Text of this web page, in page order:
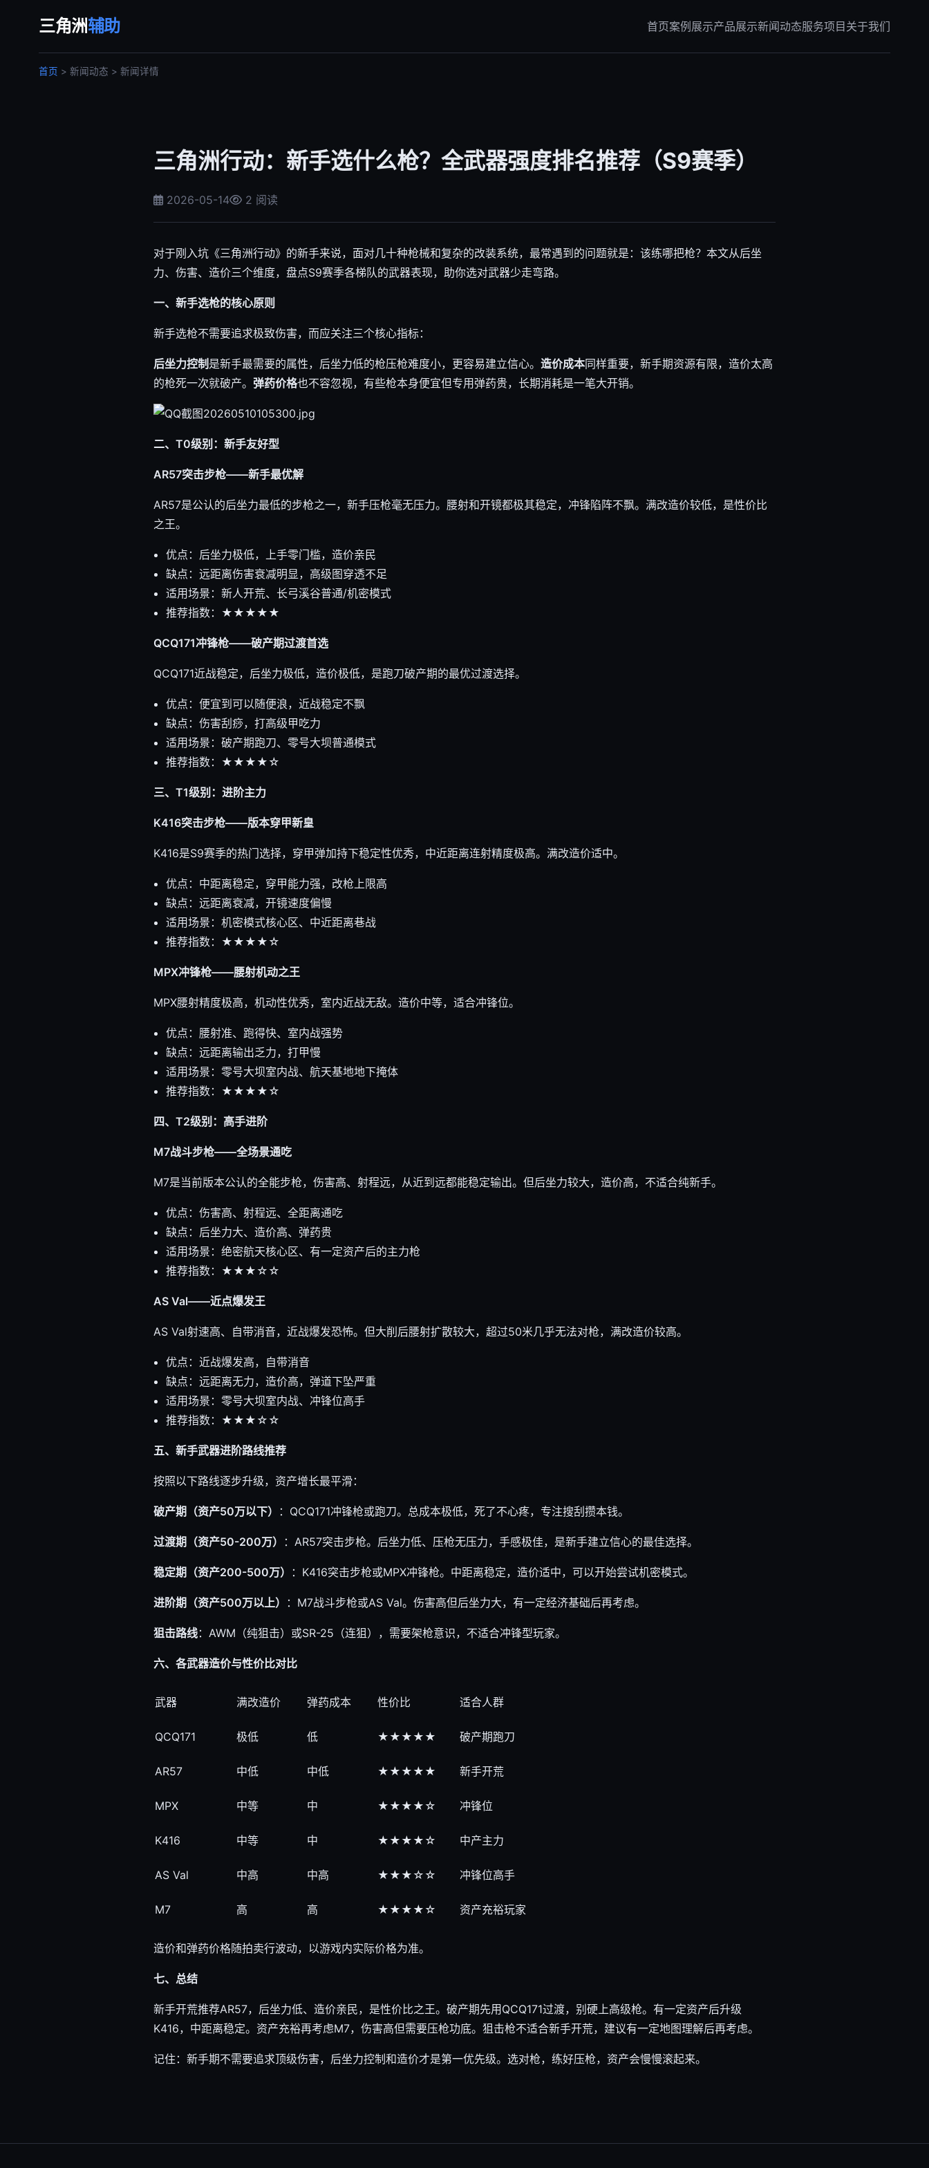
三角洲辅助 首页案例展示产品展示新闻动态服务项目 关于我们
首页 > 新闻动态 > 新闻详情
三角洲行动：新手选什么枪？全武器强度排名推荐（S9赛季）
2026-05-14 2 阅读
对于刚入坑《三角洲行动》的新手来说，面对几十种枪械和复杂的改装系统，最常遇到的问题就是：该练哪把枪？本文从后坐
力、伤害、造价三个维度，盘点S9赛季各梯队的武器表现，助你选对武器少走弯路。
一、新手选枪的核心原则
新手选枪不需要追求极致伤害，而应关注三个核心指标：
后坐力控制 是新手最需要的属性，后坐力低的枪压枪难度小，更容易建立信心。 造价成本同样重要，新手期资源有限，造价太高
的枪死一次就破产。 弹药价格也不容忽视，有些枪本身便宜但专用弹药贵，长期消耗是一笔大开销。
二、T0级别：新手友好型
AR57突击步枪——新手最优解
AR57是公认的后坐力最低的步枪之一，新手压枪毫无压力。腰射和开镜都极其稳定，冲锋陷阵不飘。满改造价较低，是性价比
之王。
优点：后坐力极低，上手零门槛，造价亲民
缺点：远距离伤害衰减明显，高级图穿透不足
适用场景：新人开荒、长弓溪谷普通/机密模式
推荐指数：★★★★★
QCQ171冲锋枪——破产期过渡首选
QCQ171近战稳定，后坐力极低，造价极低，是跑刀破产期的最优过渡选择。
优点：便宜到可以随便浪，近战稳定不飘
缺点：伤害刮痧，打高级甲吃力
适用场景：破产期跑刀、零号大坝普通模式
推荐指数：★★★★☆
三、T1级别：进阶主力
K416突击步枪——版本穿甲新皇
K416是S9赛季的热门选择，穿甲弹加持下稳定性优秀，中近距离连射精度极高。满改造价适中。
优点：中距离稳定，穿甲能力强，改枪上限高
缺点：远距离衰减，开镜速度偏慢
适用场景：机密模式核心区、中近距离巷战
推荐指数：★★★★☆
MPX冲锋枪——腰射机动之王
MPX腰射精度极高，机动性优秀，室内近战无敌。造价中等，适合冲锋位。
优点：腰射准、跑得快、室内战强势
缺点：远距离输出乏力，打甲慢
适用场景：零号大坝室内战、航天基地地下掩体
推荐指数：★★★★☆
四、T2级别：高手进阶
M7战斗步枪——全场景通吃
M7是当前版本公认的全能步枪，伤害高、射程远，从近到远都能稳定输出。但后坐力较大，造价高，不适合纯新手。
优点：伤害高、射程远、全距离通吃
缺点：后坐力大、造价高、弹药贵
适用场景：绝密航天核心区、有一定资产后的主力枪
推荐指数：★★★☆☆
AS Val——近点爆发王
AS Val射速高、自带消音，近战爆发恐怖。但大削后腰射扩散较大，超过50米几乎无法对枪，满改造价较高。
优点：近战爆发高，自带消音
缺点：远距离无力，造价高，弹道下坠严重
适用场景：零号大坝室内战、冲锋位高手
推荐指数：★★★☆☆
五、新手武器进阶路线推荐
按照以下路线逐步升级，资产增长最平滑：
破产期（资产50万以下） ：QCQ171冲锋枪或跑刀。总成本极低，死了不心疼，专注搜刮攒本钱。
过渡期（资产50-200万） ：AR57突击步枪。后坐力低、压枪无压力，手感极佳，是新手建立信心的最佳选择。
稳定期（资产200-500万） ：K416突击步枪或MPX冲锋枪。中距离稳定，造价适中，可以开始尝试机密模式。
进阶期（资产500万以上） ：M7战斗步枪或AS Val。伤害高但后坐力大，有一定经济基础后再考虑。
狙击路线：AWM（纯狙击）或SR-25（连狙），需要架枪意识，不适合冲锋型玩家。
六、各武器造价与性价比对比
武器 满改造价 弹药成本 性价比 适合人群
QCQ171 极低 低 ★★★★★ 破产期跑刀
AR57 中低 中低 ★★★★★ 新手开荒
MPX 中等 中 ★★★★☆ 冲锋位
K416 中等 中 ★★★★☆ 中产主力
AS Val 中高 中高 ★★★☆☆ 冲锋位高手
M7 高 高 ★★★★☆ 资产充裕玩家
造价和弹药价格随拍卖行波动，以游戏内实际价格为准。
七、总结
新手开荒推荐AR57，后坐力低、造价亲民，是性价比之王。破产期先用QCQ171过渡，别硬上高级枪。有一定资产后升级
K416，中距离稳定。资产充裕再考虑M7，伤害高但需要压枪功底。狙击枪不适合新手开荒，建议有一定地图理解后再考虑。
记住：新手期不需要追求顶级伤害，后坐力控制和造价才是第一优先级。选对枪，练好压枪，资产会慢慢滚起来。